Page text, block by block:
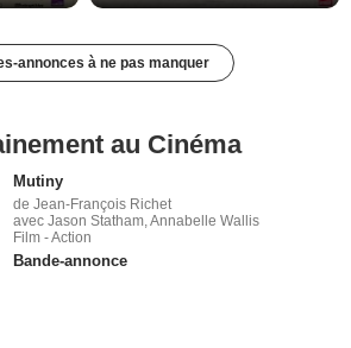
annonces à ne pas manquer
au Cinéma
Mutiny
de Jean-François Richet
avec Jason Statham, Annabelle Wallis
Film - Action
Bande-annonce